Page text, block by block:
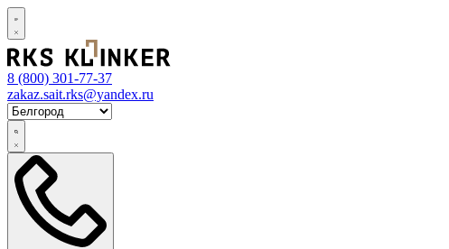
8 (800) 301-77-37
zakaz.sait.rks@yandex.ru